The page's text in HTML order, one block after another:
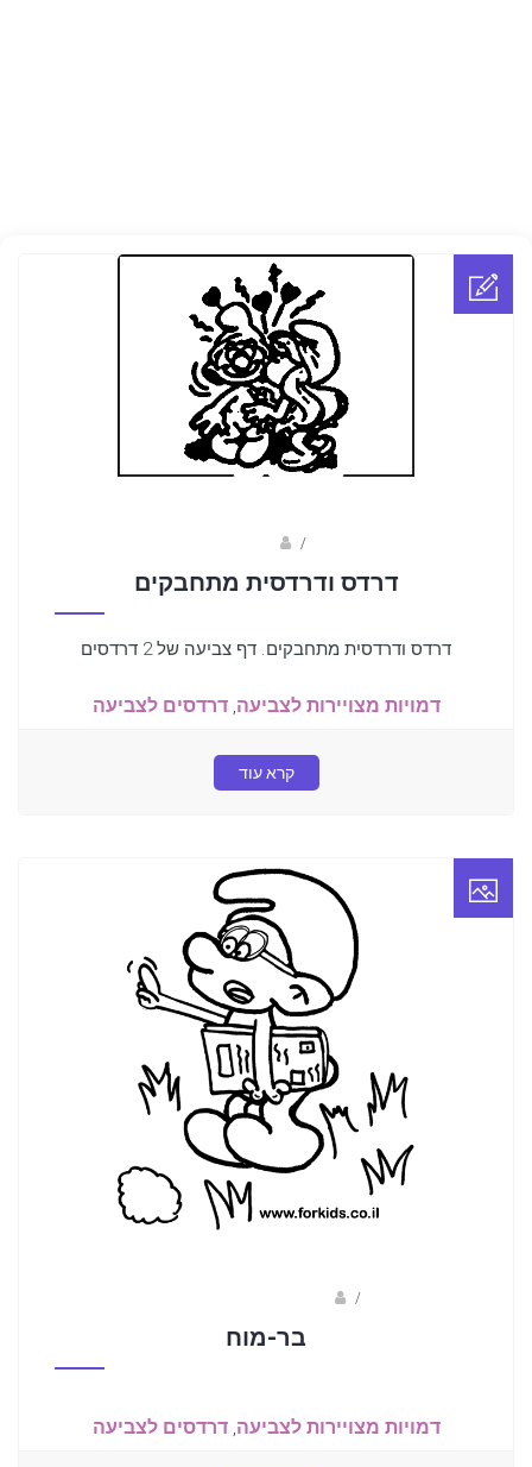
/
דרדס ודרדסית מתחבקים
דרדס ודרדסית מתחבקים. דף צביעה של 2 דרדסים
דמויות מצויירות לצביעה,דרדסים לצביעה
קרא עוד
/
בר-מוח
דמויות מצויירות לצביעה,דרדסים לצביעה